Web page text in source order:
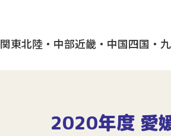
関東北陸・中部近畿・中国四国・
2020年度 愛